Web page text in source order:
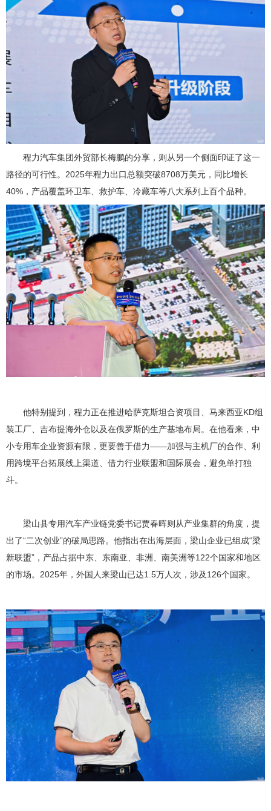
程力汽车集团外贸部长梅鹏的分享，则从另一个侧面印证了这一
路径的可行性。2025年程力出口总额突破8708万美元，同比增长
40%，产品覆盖环卫车、救护车、冷藏车等八大系列上百个品种。
他特别提到，程力正在推进哈萨克斯坦合资项目、马来西亚KD组
装工厂、吉布提海外仓以及在俄罗斯的生产基地布局。在他看来，中
小专用车企业资源有限，更要善于借力——加强与主机厂的合作、利
用跨境平台拓展线上渠道、借力行业联盟和国际展会，避免单打独
斗。
梁山县专用汽车产业链党委书记贾春晖则从产业集群的角度，提
出了“二次创业”的破局思路。他指出在出海层面，梁山企业已组成“梁
新联盟”，产品占据中东、东南亚、非洲、南美洲等122个国家和地区
的市场。2025年，外国人来梁山已达1.5万人次，涉及126个国家。